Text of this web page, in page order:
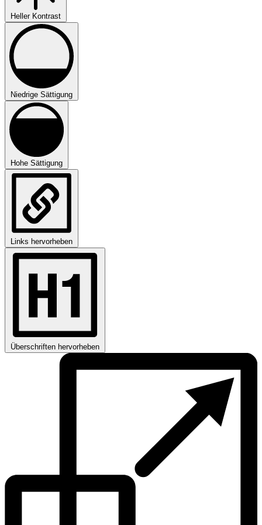
Heller Kontrast
Niedrige Sättigung
Hohe Sättigung
Links hervorheben
Überschriften hervorheben